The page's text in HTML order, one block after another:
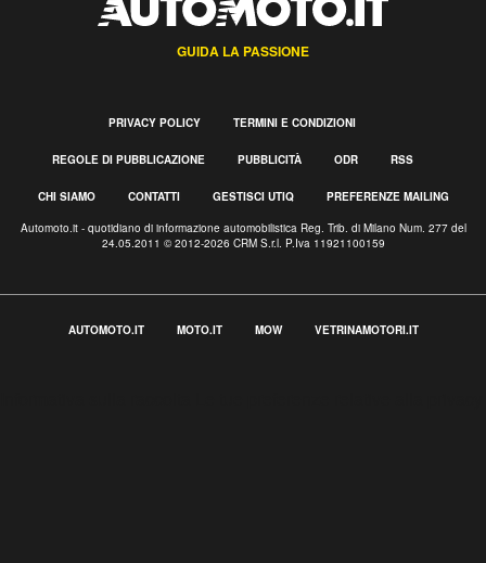
GUIDA LA PASSIONE
PRIVACY POLICY TERMINI E CONDIZIONI
REGOLE DI PUBBLICAZIONE PUBBLICITÀ ODR RSS
CHI SIAMO CONTATTI GESTISCI UTIQ PREFERENZE MAILING
Automoto.it - quotidiano di informazione automobilistica Reg. Trib. di Milano Num. 277 del
24.05.2011 © 2012-2026 CRM S.r.l. P.Iva 11921100159
AUTOMOTO.IT MOTO.IT MOW VETRINAMOTORI.IT